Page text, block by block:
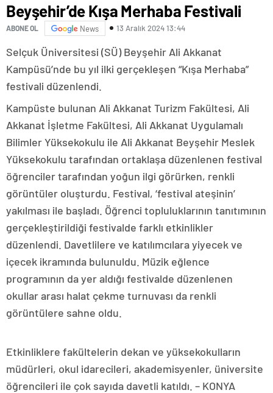
Beyşehir’de Kışa Merhaba Festivali
ABONE OL News 13 Aralık 2024 13:44
Selçuk Üniversitesi (SÜ) Beyşehir Ali Akkanat
Kampüsü’nde bu yıl ilki gerçekleşen “Kışa Merhaba”
festivali düzenlendi.
Kampüste bulunan Ali Akkanat Turizm Fakültesi, Ali
Akkanat İşletme Fakültesi, Ali Akkanat Uygulamalı
Bilimler Yüksekokulu ile Ali Akkanat Beyşehir Meslek
Yüksekokulu tarafından ortaklaşa düzenlenen festival
öğrenciler tarafından yoğun ilgi görürken, renkli
görüntüler oluşturdu. Festival, ‘festival ateşinin’
yakılması ile başladı. Öğrenci topluluklarının tanıtımının
gerçekleştirildiği festivalde farklı etkinlikler
düzenlendi. Davetlilere ve katılımcılara yiyecek ve
içecek ikramında bulunuldu. Müzik eğlence
programının da yer aldığı festivalde düzenlenen
okullar arası halat çekme turnuvası da renkli
görüntülere sahne oldu.
Etkinliklere fakültelerin dekan ve yüksekokulların
müdürleri, okul idarecileri, akademisyenler, üniversite
öğrencileri ile çok sayıda davetli katıldı. – KONYA